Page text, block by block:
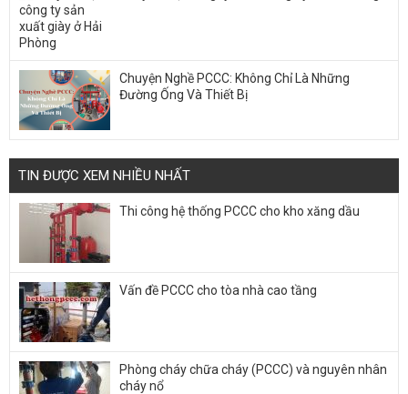
Chuyện Nghề PCCC: Không Chỉ Là Những
Đường Ống Và Thiết Bị
TIN ĐƯỢC XEM NHIỀU NHẤT
Thi công hệ thống PCCC cho kho xăng dầu
Vấn đề PCCC cho tòa nhà cao tầng
Phòng cháy chữa cháy (PCCC) và nguyên nhân
cháy nổ